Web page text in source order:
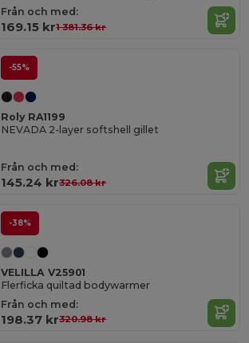
Från och med:
169.15 kr1 381.36 kr
-55%
Roly RA1199
NEVADA 2-layer softshell gillet
Från och med:
145.24 kr326.08 kr
-38%
VELILLA V25901
Flerficka quiltad bodywarmer
Från och med:
198.37 kr320.98 kr